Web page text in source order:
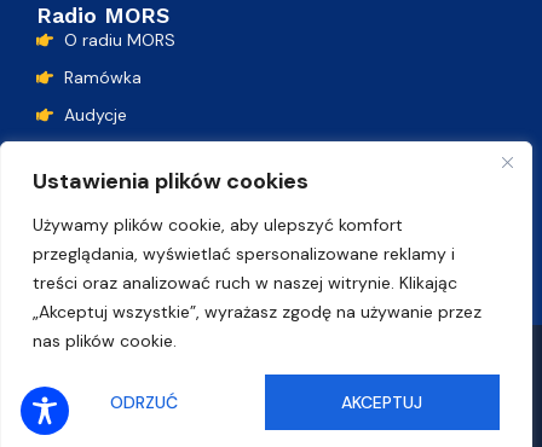
Ustawienia plików cookies
Używamy plików cookie, aby ulepszyć komfort
przeglądania, wyświetlać spersonalizowane reklamy i
treści oraz analizować ruch w naszej witrynie. Klikając
„Akceptuj wszystkie”, wyrażasz zgodę na używanie przez
nas plików cookie.
ODRZUĆ AKCEPTUJ
SŁUCHAJ ONLINE
Radio MORS
O radiu MORS
Ramówka
Audycje
Lista przebojów
Kontakt